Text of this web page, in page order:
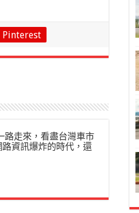
Pinterest
路走來，看盡台灣車市
資訊爆炸的時代，還